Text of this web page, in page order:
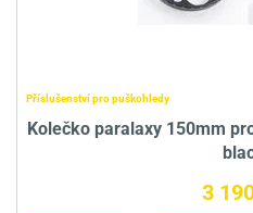
Příslušenství pro puškohledy
Kolečko paralaxy 150mm
3